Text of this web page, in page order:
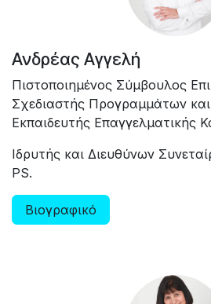
Ανδρέας Αγγελή
Πιστοποιημένος Σύμβουλος
Σχεδιαστής Προγραμμάτων
Εκπαιδευτής Επαγγελματικής
Ιδρυτής και Διευθύνων
PS.
Βιογραφικό